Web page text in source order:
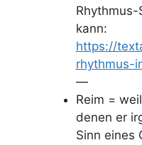
kann:
https://
rhythmus-
—
Reim =
denen er
Sinn eines